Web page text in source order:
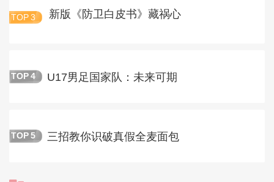
TOP 3 新版《防卫白皮书》藏祸心
TOP 4 U17男足国家队：未来可期
TOP 5 三招教你识破真假全麦面包